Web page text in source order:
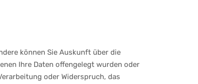
können Sie Auskunft über die
Ihre Daten offengelegt wurden oder
oder Widerspruch, das